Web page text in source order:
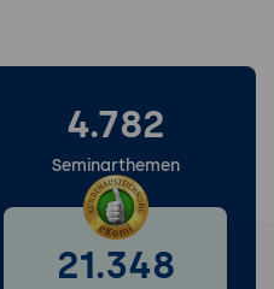
4.782
Seminarthemen
21.348